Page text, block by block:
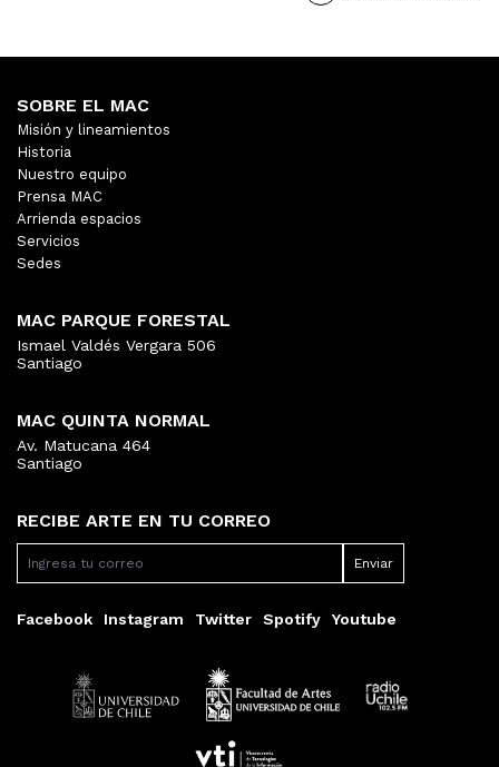
RECIBE ARTE EN TU CORREO
Facebook Instagram Twitter Spotify Youtube
SOBRE EL MAC
Misión y lineamientos
Historia
Nuestro equipo
Prensa MAC
Arrienda espacios
Servicios
Sedes
MAC PARQUE FORESTAL
Ismael Valdés Vergara 506
Santiago
MAC QUINTA NORMAL
Av. Matucana 464
Santiago